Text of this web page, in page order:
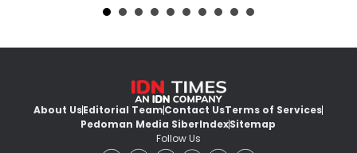
About UsEditorial TeamContact UsTerms of Services
Pedoman Media SiberIndexSitemap
Follow Us